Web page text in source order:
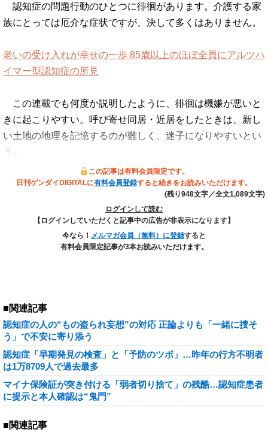
認知症の問題行動のひとつに徘徊があります。介護する家
族にとっては厄介な症状ですが、決して多くはありません。
老いの受け入れが幸せの一歩 85歳以上のほぼ全員にアルツハ
イマー型認知症の所見
この連載でも何度か説明したように、徘徊は機嫌が悪いと
きに起こりやすい。呼び寄せ同居・近居をしたときは、新し
い土地の地理を記憶するのが難しく、迷子になりやすいとい
う…
この記事は有料会員限定です。
日刊ゲンダイDIGITALに有料会員登録すると続きをお読みいただけます。
(残り948文字／全文1,089文字)
ログインして読む
【ログインしていただくと記事中の広告が非表示になります】
今なら！ メルマガ会員（無料）に登録すると
有料会員限定記事が3本お読みいただけます。
■関連記事
認知症の人の“もの盗られ妄想”の対応 正論よりも「一緒に捜そ
う」で不安に寄り添う
認知症「早期発見の検査」と「予防のツボ」…昨年の行方不明者
は1万8709人で過去最多
マイナ保険証が突き付ける「弱者切り捨て」の残酷…認知症患者
に提示と本人確認は“鬼門”
■関連記事